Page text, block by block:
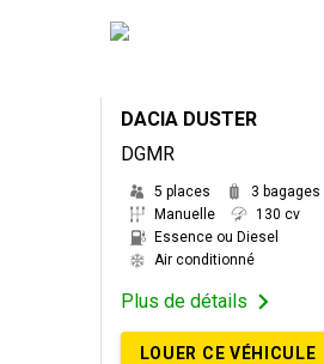
DACIA DUSTER
DGMR
5 places
3 bagages
Manuelle
130 cv
Essence ou Diesel
Air conditionné
Plus de détails
LOUER CE VÉHICULE